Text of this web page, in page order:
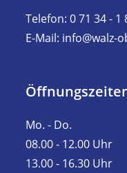
Telefon: 0 71 34 - 1
E-Mail: info@walz-
Mo. - Do.
08.00 - 12.00 Uhr
13.00 - 16.30 Uhr